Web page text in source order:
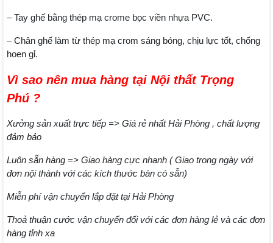
– Tay ghế bằng thép mạ crome bọc viền nhựa PVC.
– Chân ghế làm từ thép mạ crom sáng bóng, chịu lực tốt, chống
hoen gỉ.
Vì sao nên mua hàng tại Nội thất Trọng
Phú ?
Xưởng sản xuất trực tiếp => Giá rẻ nhất Hải Phòng , chất lượng
đảm bảo
Luôn sẵn hàng => Giao hàng cực nhanh ( Giao trong ngày với
đơn nội thành với các kích thước bàn có sẵn)
Miễn phí vận chuyển lắp đặt tại Hải Phòng
Thoả thuận cước vận chuyển đối với các đơn hàng lẻ và các đơn
hàng tỉnh xa